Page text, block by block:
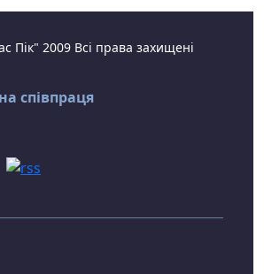
Пік" 2009 Всі права захищені
співпраця